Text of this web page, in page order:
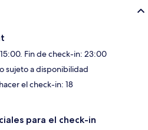
Fin de check-in: 23:00
sujeto a disponibilidad
el check-in: 18
para el check-in